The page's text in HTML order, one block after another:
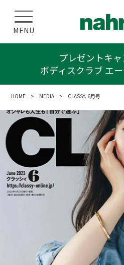
MENU
プレゼントキャ
ボディスクラブ エ
HOME > MEDIA > CLASSY. 6月号